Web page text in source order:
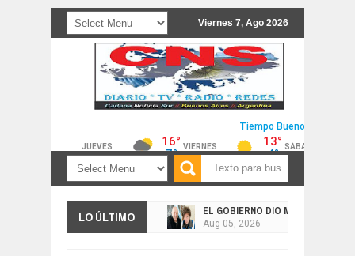
Viernes 7, Ago 2026
LO ÚLTIMO EL GOBIERNO DIO MARCHA
Aug 05, 2026